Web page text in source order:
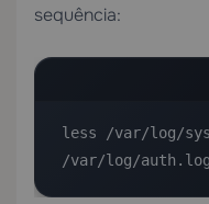
sequência:
less /var/log/
/var/log/auth.log